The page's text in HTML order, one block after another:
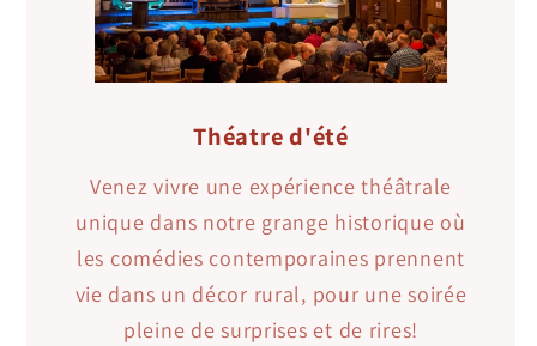
Théatre d'été
Venez vivre une expérience théâtrale
unique dans notre grange historique où
les comédies contemporaines prennent
vie dans un décor rural, pour une soirée
pleine de surprises et de rires!